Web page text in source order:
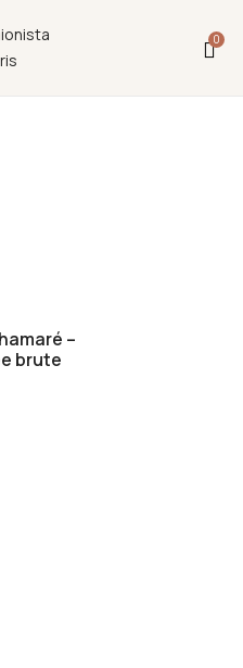
0
–
brute
16h au 12 août.
et aucune
propre ne sera